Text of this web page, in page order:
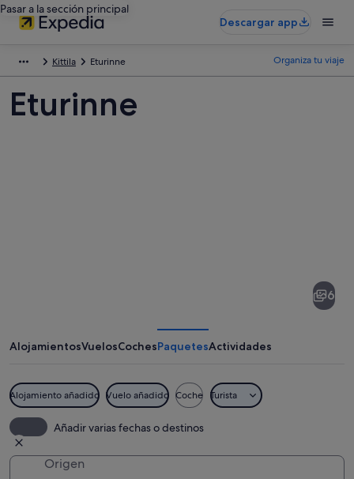
Pasar a la sección principal
Descargar app
Kittila Eturinne Organiza tu viaje
Eturinne
6
AlojamientosVuelosCochesPaquetesActividades
Alojamiento añadido Vuelo añadido Coche Turista
Añadir varias fechas o destinos
Origen